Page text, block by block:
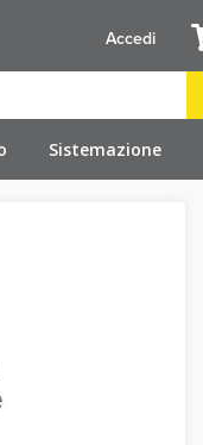
Sistemazione
Accedi